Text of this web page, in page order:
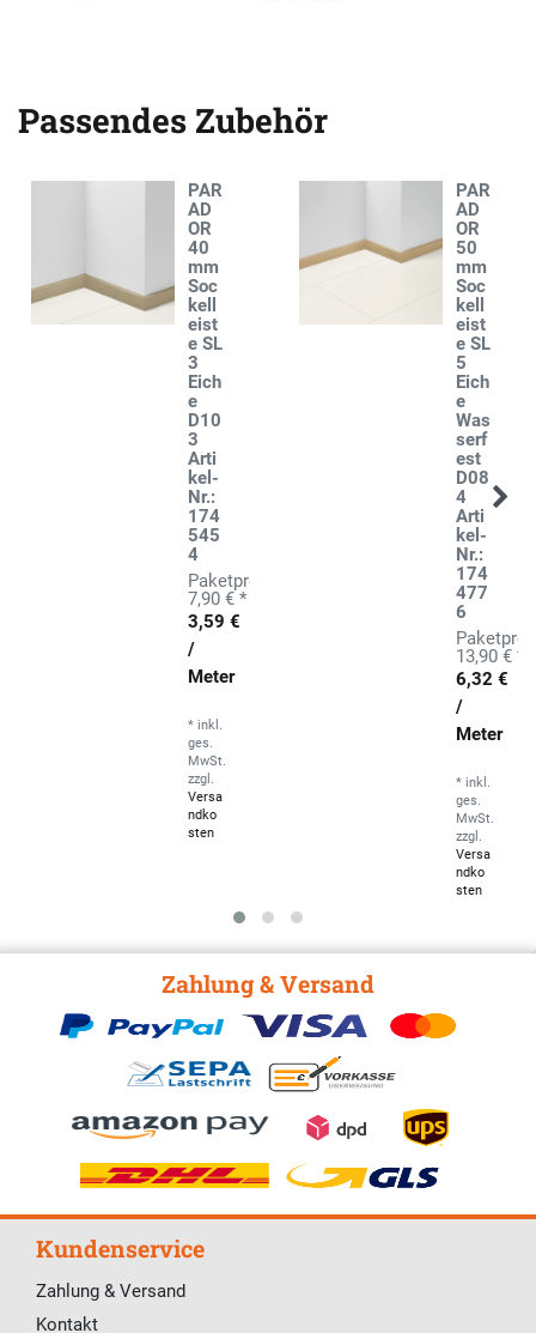
Passendes Zubehör
PAR
AD
OR
40
mm
Soc
kell
eist
e SL
3
Eich
e
D10
3
Arti
kel-
Nr.:
174
545
4
7,90 € *
3,59 €
/
Meter
* inkl.
ges.
MwSt.
zzgl.
Versa
ndko
sten
PAR
AD
OR
50
mm
Soc
kell
eist
e SL
5
Eich
e
Was
serf
est
D08
4
Arti
kel-
Nr.:
174
477
6
13,90 € *
6,32 €
/
Meter
* inkl.
ges.
MwSt.
zzgl.
Versa
ndko
sten
Zahlung & Versand
Kundenservice
Zahlung & Versand
Kontakt